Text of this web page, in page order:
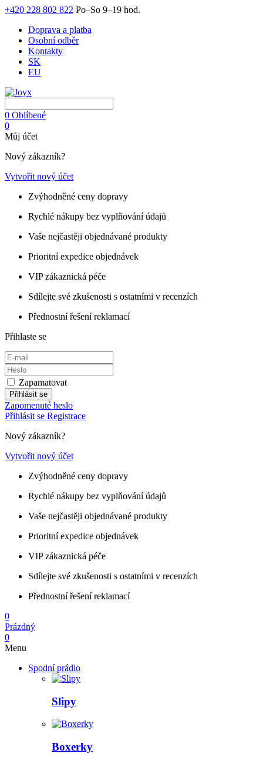
+420 228 802 822 Po–So 9–19 hod.
Doprava a platba
Osobní odběr
Kontakty
SK
EU
0 Oblíbené
0
Můj účet
Nový zákazník?
Vytvořit nový účet
Zvýhodněné ceny dopravy
Rychlé nákupy bez vyplňování údajů
Vaše nejčastěji objednávané produkty
Prioritní expedice objednávek
VIP zákaznická péče
Sdílejte své zkušenosti s ostatními v recenzích
Přednostní řešení reklamací
Přihlaste se
Zapamatovat
Přihlásit se
Zapomenuté heslo
Přihlásit se Registrace
Nový zákazník?
Vytvořit nový účet
Zvýhodněné ceny dopravy
Rychlé nákupy bez vyplňování údajů
Vaše nejčastěji objednávané produkty
Prioritní expedice objednávek
VIP zákaznická péče
Sdílejte své zkušenosti s ostatními v recenzích
Přednostní řešení reklamací
0
Prázdný
0
Menu
Spodní prádlo
Slipy
Boxerky